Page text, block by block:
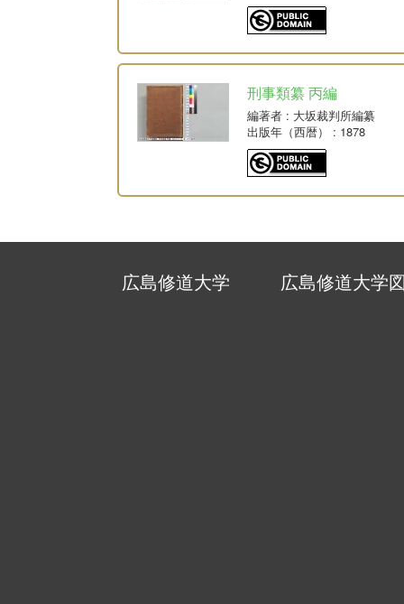
刑事類纂 丙編
編著者 : 大坂裁判所編纂
出版年（西暦）
: 1878
広島修道大学 広島修道大学